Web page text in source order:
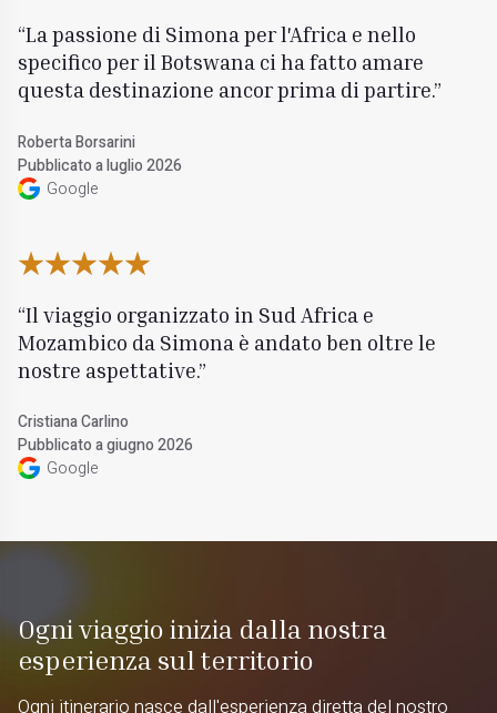
La passione di Simona per l'Africa e nello
specifico per il Botswana ci ha fatto amare
questa destinazione ancor prima di partire.
Roberta Borsarini
Pubblicato a luglio 2026
Google
Il viaggio organizzato in Sud Africa e
Mozambico da Simona è andato ben oltre le
nostre aspettative.
Cristiana Carlino
Pubblicato a giugno 2026
Google
Ogni viaggio inizia dalla nostra
esperienza sul territorio
Ogni itinerario nasce dall'esperienza diretta del nostro